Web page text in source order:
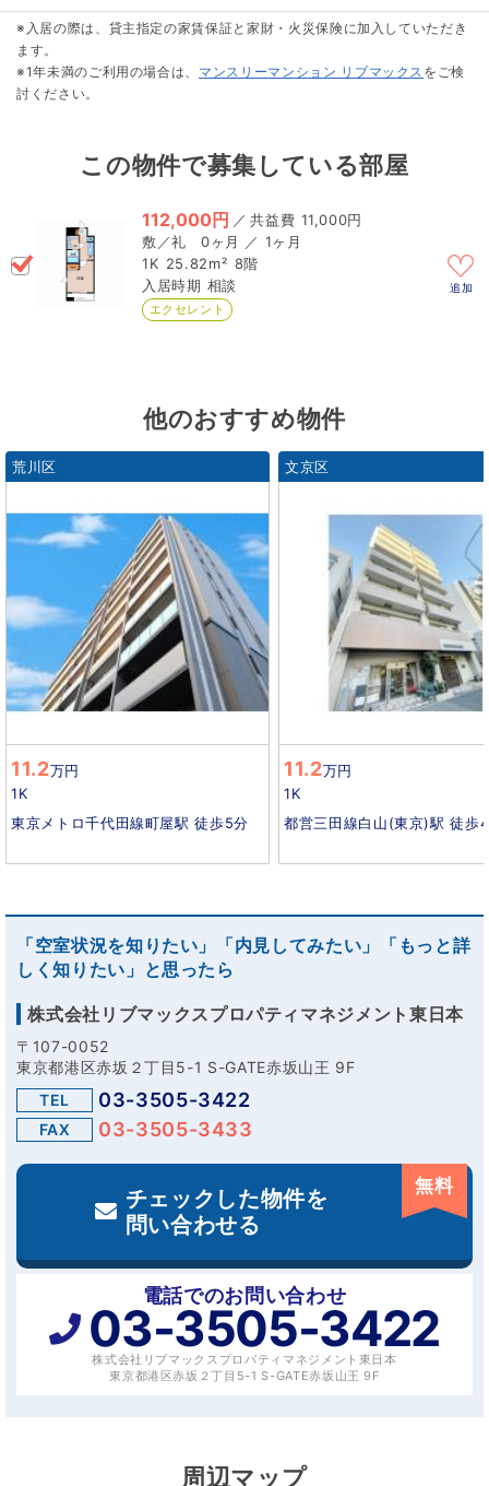
※入居の際は、貸主指定の家賃保証と家財・火災保険に加入していただき
ます。
※1年未満のご利用の場合は、 マンスリーマンション リブマックス をご検
討ください。
この物件で募集している部屋
112,000円 ／
11,000円
0ヶ月 ／ 1ヶ月
1K 25.82m² 8階
相談
エクセレント
追加
他のおすすめ物件
荒川区
11.2万円
1K
東京メトロ千代田線町屋駅 徒歩5分
文京区
11.2万円
1K
都営三田線白山(東京)駅 徒歩
「空室状況を知りたい」「内見してみたい」「もっと詳
しく知りたい」と思ったら
株式会社リブマックスプロパティマネジメント東日本
〒107-0052
東京都港区赤坂２丁目5-1 S-GATE赤坂山王 9F
TEL
03-3505-3422
FAX 03-3505-3433
チェックした物件を
問い合わせる
無料
電話でのお問い合わせ
03-3505-3422
株式会社リブマックスプロパティマネジメント東日本
東京都港区赤坂２丁目5-1 S-GATE赤坂山王 9F
周辺マップ